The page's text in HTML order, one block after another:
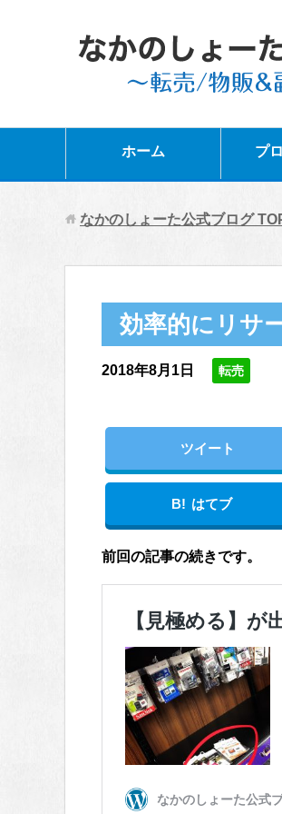
ホーム プ
なかのしょーた公式ブログ
効率的にリサ
2018年8月1日 転売
ツイート
B! はてブ
前回の記事の続きです。